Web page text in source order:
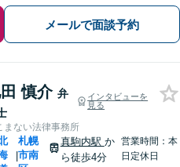
メールで面談予約
慎介 弁
インタビューを
見る
まない法律事務所
|
札幌
市南
真駒内駅 か
ら徒歩4分
営業時間：本
日定休日